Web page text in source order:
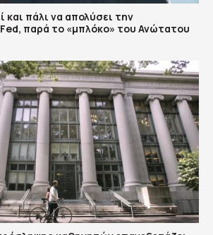
και πάλι να απολύσει την
παρά το «μπλόκο» του Ανώτατου